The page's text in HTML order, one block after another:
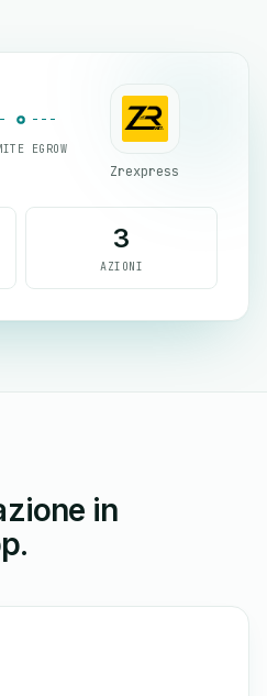
EGROW
Zrexpress
3
AZIONI
in